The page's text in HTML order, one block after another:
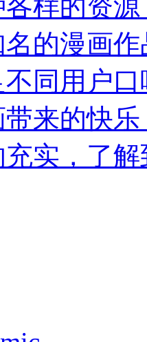
样的资
的漫画
同用户
来的快
实，了